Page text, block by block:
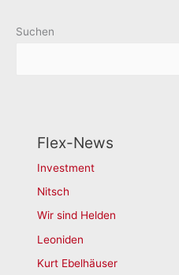
Suchen
Flex-News
Investment
Nitsch
Wir sind Helden
Leoniden
Kurt Ebelhäuser